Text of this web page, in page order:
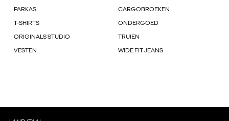
PARKAS CARGOBROEKEN
T-SHIRTS ONDERGOED
ORIGINALS STUDIO TRUIEN
VESTEN WIDE FIT JEANS